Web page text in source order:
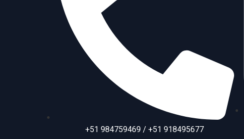
+51 984759469 / +51 918495677